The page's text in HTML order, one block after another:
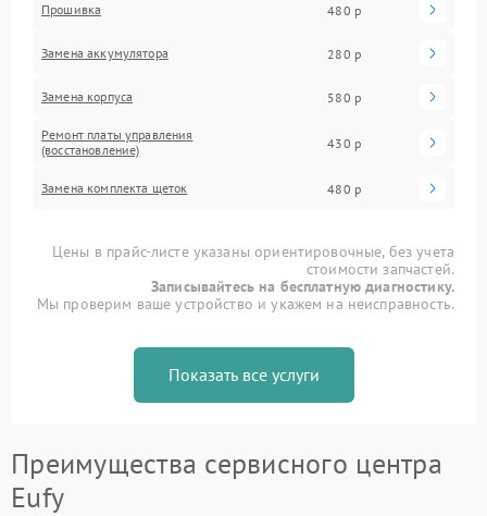
Прошивка 480 р
Замена аккумулятора 280 р
Замена корпуса 580 р
Ремонт платы управления
(восстановление)
430 р
Замена комплекта щеток 480 р
Цены в прайс-листе указаны ориентировочные, без учета
стоимости запчастей.
Записывайтесь на бесплатную диагностику.
Мы проверим ваше устройство и укажем на неисправность.
Показать все услуги
Преимущества сервисного центра
Eufy